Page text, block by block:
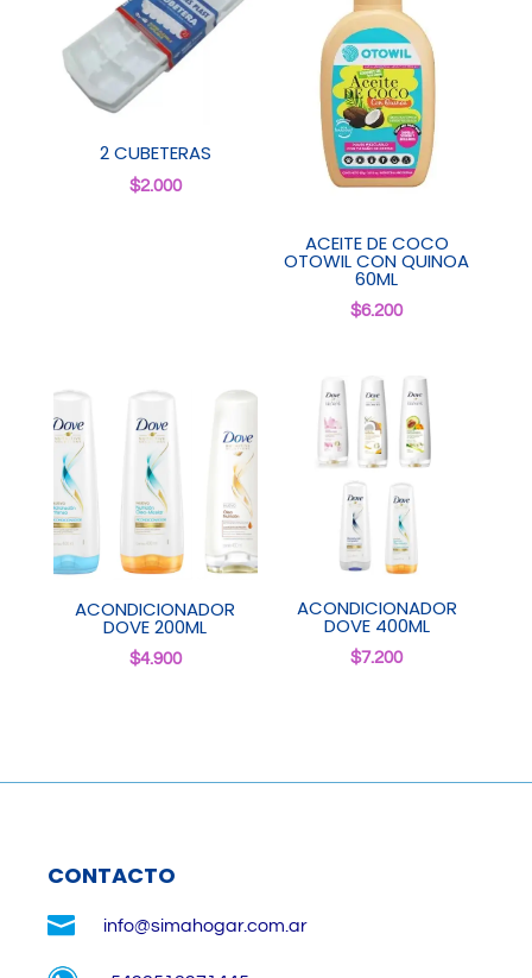
2 CUBETERAS
$2.000
ACEITE DE COCO
OTOWIL CON QUINOA
60ML
$6.200
ACONDICIONADOR
DOVE 200ML
$4.900
ACONDICIONADOR
DOVE 400ML
$7.200
CONTACTO
 info@simahogar.com.ar